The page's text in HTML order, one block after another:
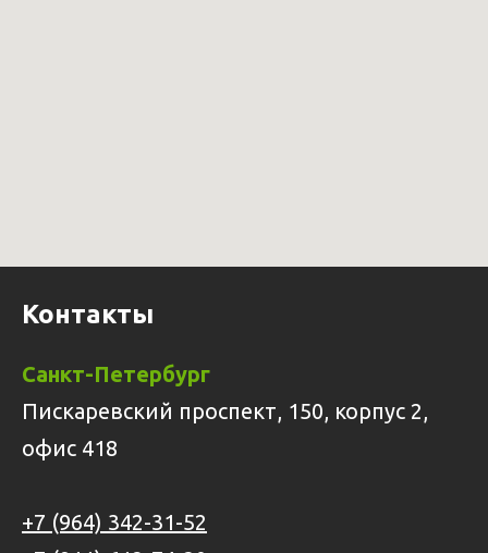
Контакты
Санкт-Петербург
Пискаревский проспект, 150, корпус 2,
офис 418
+7 (964) 342-31-52